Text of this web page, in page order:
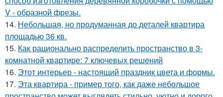
V - образной фрезы.
14. Небольшая, но продуманная до деталей квартира
площадью 36 кв.
15. Как рационально распределить пространство в 3-
комнатной квартире: 7 ключевых решений
16. Этот интерьер - настоящий праздник цвета и формы.
17. Эта квартира - пример того, как даже небольшое